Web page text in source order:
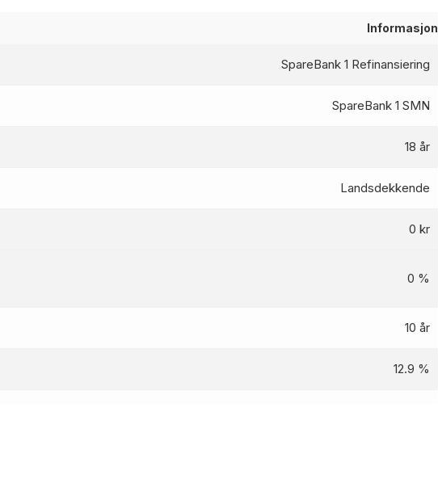
Informasjon
SpareBank 1 Refinansiering
SpareBank 1 SMN
18 år
Landsdekkende
0 kr
0 %
10 år
12.9 %